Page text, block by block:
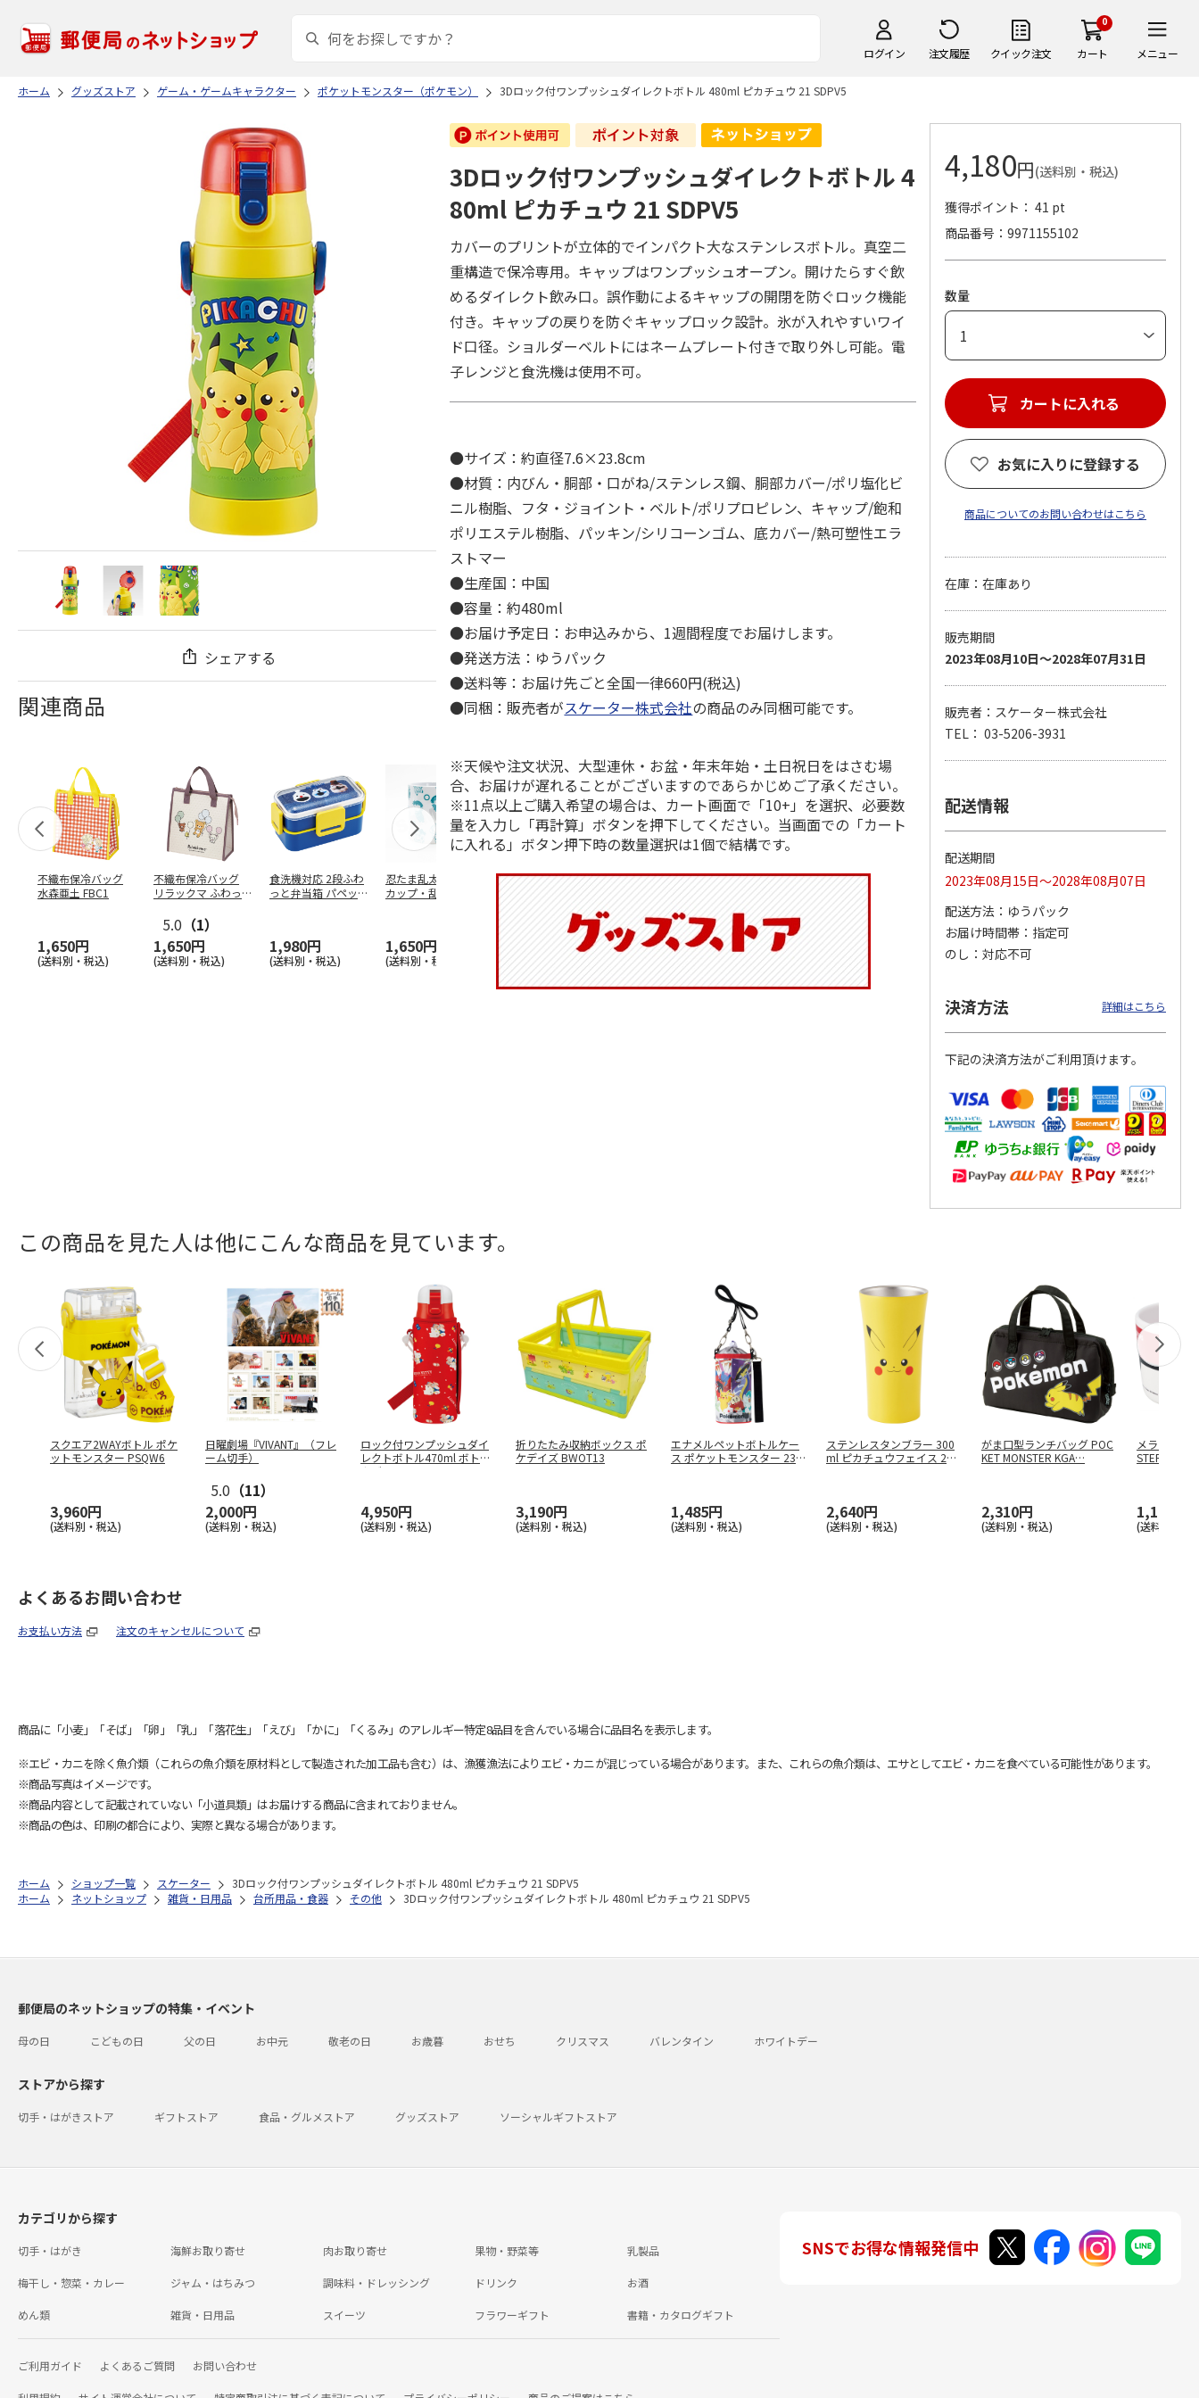
ログイン 注文履歴 クイック注文
0
カート メニュー
ホーム グッズストア ゲーム・ゲームキャラクター ポケットモンスター（ポケモン） 3Dロック付ワンプッシュダイレクトボトル 480ml ピカチュウ 21 SDPV5
シェアする
関連商品
不織布保冷バッグ
水森亜土 FBC1
1,650円
(送料別・税込)
不織布保冷バッグ
リラックマ ふわっ
5.0 （1）
1,650円
(送料別・税込)
食洗機対応 2段ふわ
っと弁当箱 パペッ
1,980円
(送料別・税込)
忍たま乱太郎 マグ
カップ・乱太郎・き
1,650円
(送料別・税込)
抗菌食洗機対応 ふ
わっと弁当箱 530ml
水森亜土 PF
…
1,760円
(送料別・税込)
マスコット入りドリ
ンクボトル ハロー
キティ PSPR5MC
3,300円
(送料別・税込)
陶器ダイカットマグ
カップ ポムポムプ
リン CHMGD4
2,970円
(送料別・税込)
コーデュロイ生地ラ
ンチバッグ ハロー
キティ KCOB2
2,200円
(送料別・税込)
ふわっとフタタイト
パペットスンスン
R…
1,485円
(送料別・税込)
八角形ステンレスマ
3Dロック付ワンプッシュダイレクトボトル 4
80ml ピカチュウ 21 SDPV5
カバーのプリントが立体的でインパクト大なステンレスボトル。真空二
重構造で保冷専用。キャップはワンプッシュオープン。開けたらすぐ飲
めるダイレクト飲み口。誤作動によるキャップの開閉を防ぐロック機能
付き。キャップの戻りを防ぐキャップロック設計。氷が入れやすいワイ
ド口径。ショルダーベルトにはネームプレート付きで取り外し可能。電
子レンジと食洗機は使用不可。
●サイズ：約直径7.6×23.8cm
●材質：内びん・胴部・口がね/ステンレス鋼、胴部カバー/ポリ塩化ビ
ニル樹脂、フタ・ジョイント・ベルト/ポリプロピレン、キャップ/飽和
ポリエステル樹脂、パッキン/シリコーンゴム、底カバー/熱可塑性エラ
ストマー
●生産国：中国
●容量：約480ml
●お届け予定日：お申込みから、1週間程度でお届けします。
●発送方法：ゆうパック
●送料等：お届け先ごと全国一律660円(税込)
●同梱：販売者がスケーター株式会社の商品のみ同梱可能です。
※天候や注文状況、大型連休・お盆・年末年始・土日祝日をはさむ場
合、お届けが遅れることがございますのであらかじめご了承ください。
※11点以上ご購入希望の場合は、カート画面で「10+」を選択、必要数
量を入力し「再計算」ボタンを押下してください。当画面での「カート
に入れる」ボタン押下時の数量選択は1個で結構です。
4,180円(送料別・税込)
獲得ポイント： 41 pt
商品番号
9971155102
数量
カートに入れる
お気に入りに登録する
商品についてのお問い合わせはこちら
在庫：在庫あり
販売期間
2023年08月10日～2028年07月31日
販売者：スケーター株式会社
TEL： 03-5206-3931
配送情報
配送期間
2023年08月15日～2028年08月07日
配送方法
ゆうパック
お届け時間帯
指定可
のし
対応不可
決済方法 詳細はこちら
下記の決済方法がご利用頂けます。
この商品を見た人は他にこんな商品を見ています。
スクエア2WAYボトル ポケ
ットモンスター PSQW6
3,960円
(送料別・税込)
日曜劇場『VIVANT』（フレ
ーム切手）
5.0 （11）
2,000円
(送料別・税込)
ロック付ワンプッシュダイ
レクトボトル470ml ボトル
カバ
4,950円
(送料別・税込)
折りたたみ収納ボックス ポ
ケデイズ BWOT13
3,190円
(送料別・税込)
エナメルペットボトルケー
ス ポケットモンスター 23N
1,485円
(送料別・税込)
ステンレスタンブラー 300
ml ピカチュウフェイス 23
2,640円
(送料別・税込)
がま口型ランチバッグ POC
KET MONSTER KGA…
2,310円
(送料別・税込)
メラミン製
STER BALL
1,100円
(送料別・税
よくあるお問い合わせ
お支払い方法 注文のキャンセルについて
商品に「小麦」「そば」「卵」「乳」「落花生」「えび」「かに」「くるみ」のアレルギー特定8品目を含んでいる場合に品目名を表示します。
※エビ・カニを除く魚介類（これらの魚介類を原材料として製造された加工品も含む）は、漁獲漁法によりエビ・カニが混じっている場合があります。また、これらの魚介類は、エサとしてエビ・カニを食べている可能性があります。
※商品写真はイメージです。
※商品内容として記載されていない「小道具類」はお届けする商品に含まれておりません。
※商品の色は、印刷の都合により、実際と異なる場合があります。
ホーム ショップ一覧 スケーター
3Dロック付ワンプッシュダイレクトボトル 480ml ピカチュウ 21 SDPV5
ホーム
ネットショップ 雑貨・日用品 台所用品・食器 その他 3Dロック付ワンプッシュダイレクトボトル 480ml ピカチュウ 21 SDPV5
郵便局のネットショップの特集・イベント
母の日 こどもの日 父の日 お中元 敬老の日 お歳暮 おせち クリスマス バレンタイン ホワイトデー
ストアから探す
切手・はがきストア ギフトストア 食品・グルメストア グッズストア ソーシャルギフトストア
カテゴリから探す
切手・はがき 海鮮お取り寄せ 肉お取り寄せ 果物・野菜等 乳製品
梅干し・惣菜・カレー ジャム・はちみつ 調味料・ドレッシング ドリンク お酒
めん類 雑貨・日用品 スイーツ フラワーギフト 書籍・カタログギフト
ご利用ガイド よくあるご質問 お問い合わせ
SNSでお得な情報発信中